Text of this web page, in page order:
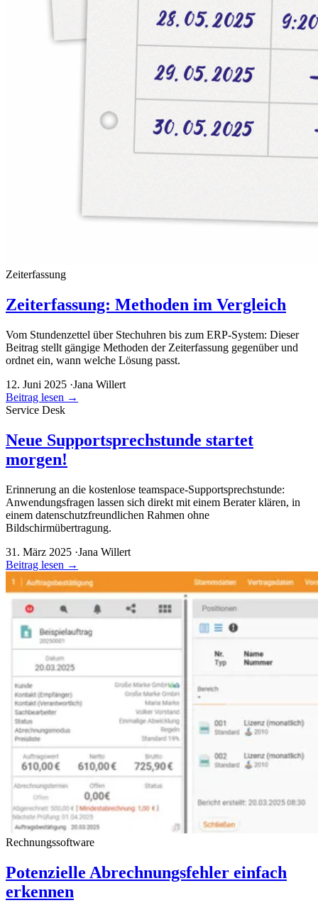
Zeiterfassung
Zeiterfassung: Methoden im Vergleich
Vom Stundenzettel über Stechuhren bis zum ERP-System: Dieser
Beitrag stellt gängige Methoden der Zeiterfassung gegenüber und
ordnet ein, wann welche Lösung passt.
12. Juni 2025 ·Jana Willert
Beitrag lesen →
Service Desk
Neue Supportsprechstunde startet
morgen!
Erinnerung an die kostenlose teamspace-Supportsprechstunde:
Anwendungsfragen lassen sich direkt mit einem Berater klären, in
einem datenschutzfreundlichen Rahmen ohne
Bildschirmübertragung.
31. März 2025 ·Jana Willert
Beitrag lesen →
Rechnungssoftware
Potenzielle Abrechnungsfehler einfach
erkennen